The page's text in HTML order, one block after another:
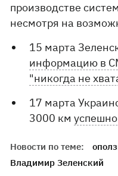
производстве
несмотря на
15 марта
информацию в
"никогда не
17 марта
3000 км
Новости по теме:
Владимир Зеленский